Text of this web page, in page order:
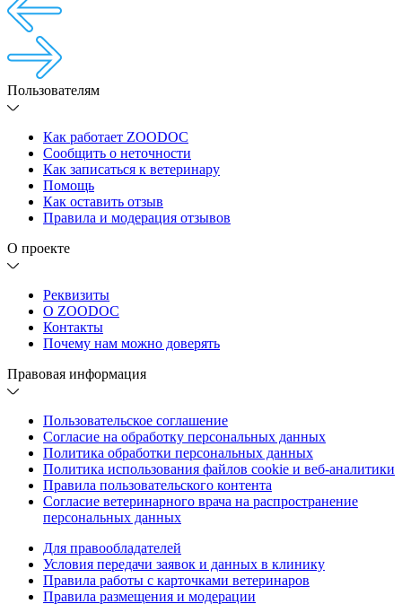
Пользователям
Как работает ZOODOC
Сообщить о неточности
Как записаться к ветеринару
Помощь
Как оставить отзыв
Правила и модерация отзывов
О проекте
Реквизиты
О ZOODOC
Контакты
Почему нам можно доверять
Правовая информация
Пользовательское соглашение
Согласие на обработку персональных данных
Политика обработки персональных данных
Политика использования файлов cookie и веб-аналитики
Правила пользовательского контента
Согласие ветеринарного врача на распространение
персональных данных
Для правообладателей
Условия передачи заявок и данных в клинику
Правила работы с карточками ветеринаров
Правила размещения и модерации